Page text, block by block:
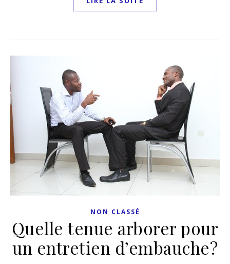
NON CLASSÉ
Quelle tenue arborer pour
un entretien d’embauche?